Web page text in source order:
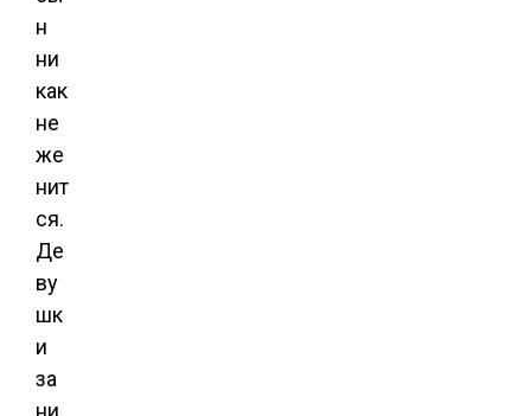
н
ни
как
не
же
нит
ся.
Де
ву
шк
и
за
ни